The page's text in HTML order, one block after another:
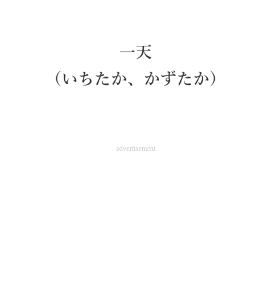
ちょっと気になるネットの話題
advertisement